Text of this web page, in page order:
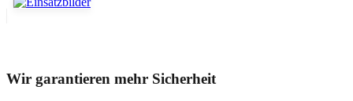
Wir garantieren mehr Sicherheit